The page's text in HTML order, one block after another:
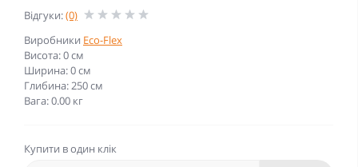
Відгуки:(0)
Виробники Eco-Flex
Висота: 0 см
Ширина: 0 см
Глибина: 250 см
Вага: 0.00 кг
Купити в один клік